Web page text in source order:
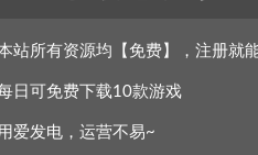
族为生存而战的故事。游戏时间
署创造最完美的英雄。
交互发现这片大陆上的未解之谜
，让你的巨魔在战争中处于优势
站所有资源均【免费】，注册就
日可免费下载10款游戏
用爱发电，运营不易~